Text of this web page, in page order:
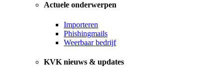
Actuele onderwerpen
Importeren
Phishingmails
Weerbaar bedrijf
KVK nieuws & updates